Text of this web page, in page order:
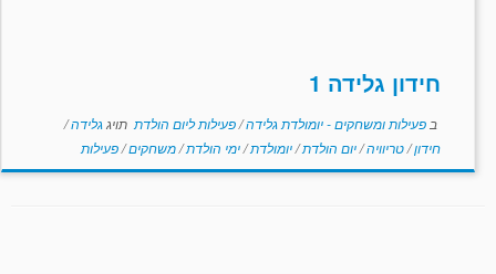
חידון גלידה 1
ב פעילות ומשחקים - יומולדת גלידה/פעילות ליום הולדת תויגגלידה/
חידון/טריוויה/יום הולדת/יומולדת/ימי הולדת/משחקים/פעילות